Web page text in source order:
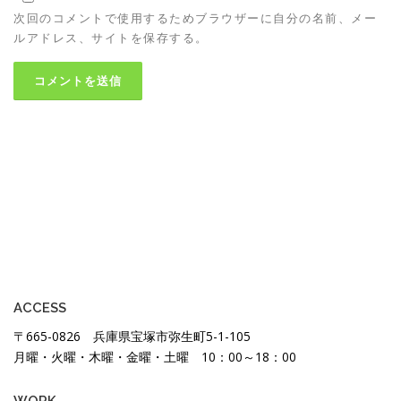
次回のコメントで使用するためブラウザーに自分の名前、メー
ルアドレス、サイトを保存する。
ACCESS
〒665-0826 兵庫県宝塚市弥生町5-1-105
月曜・火曜・木曜・金曜・土曜 10：00～18：00